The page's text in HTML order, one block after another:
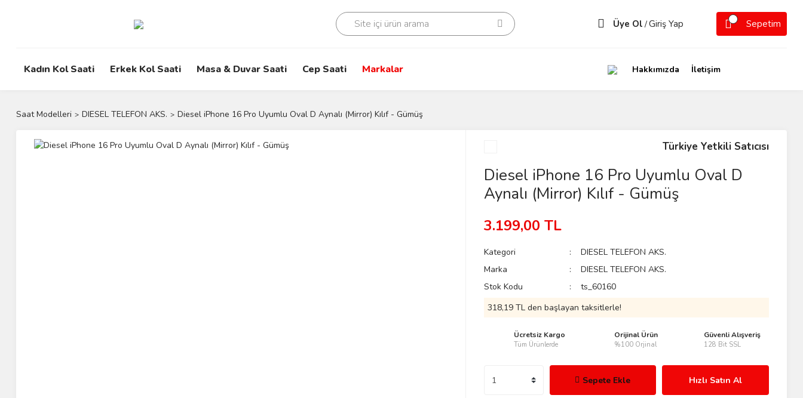
Üye Ol /Giriş Yap Sepetim
Kadın Kol Saati Erkek Kol Saati Masa & Duvar Saati Cep Saati Markalar Hakkımızda İletişim
Saat Modelleri DIESEL TELEFON AKS. Diesel iPhone 16 Pro Uyumlu Oval D Aynalı (Mirror) Kılıf - Gümüş
Türkiye Yetkili Satıcısı
Diesel iPhone 16 Pro Uyumlu Oval D
Aynalı (Mirror) Kılıf - Gümüş
3.199,00 TL
Kategori
DIESEL TELEFON AKS.
Marka
DIESEL TELEFON AKS.
Stok Kodu
ts_60160
318,19 TL den başlayan taksitlerle!
Ücretsiz Kargo
Tüm Ürünlerde
Orijinal Ürün
%100 Orjinal
Güvenli Alışveriş
128 Bit SSL
Sepete Ekle Hızlı Satın Al